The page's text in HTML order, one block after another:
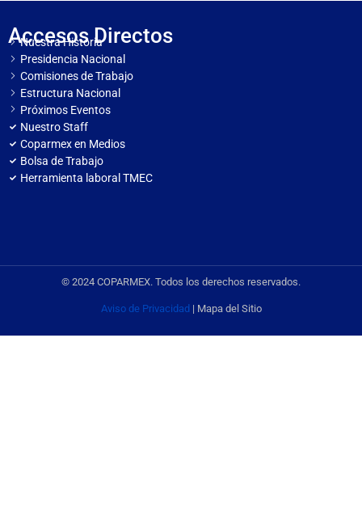
Accesos Directos
Nuestra Historia
Presidencia Nacional
Comisiones de Trabajo
Estructura Nacional
Próximos Eventos
Nuestro Staff
Coparmex en Medios
Bolsa de Trabajo
Herramienta laboral TMEC
© 2024 COPARMEX. Todos los derechos reservados.
Aviso de Privacidad | Mapa del Sitio